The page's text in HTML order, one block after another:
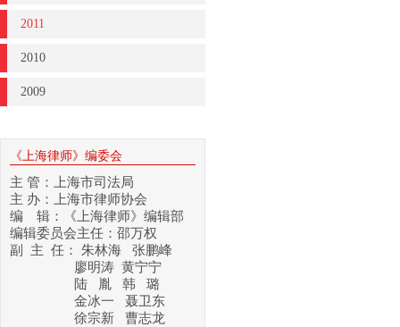
2011
2010
2009
《上海律师》编委会
主 管：上海市司法局
主 办：上海市律师协会
编 辑：《上海律师》编辑部
编辑委员会主任：邵万权
副 主 任： 朱林海 张鹏峰
廖明涛 黄宁宁
陆 胤 韩 璐
金冰一 聂卫东
徐宗新 曹志龙